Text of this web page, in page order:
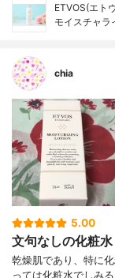
ETVOS(エト
モイスチャラ
chia
5.00
文句なしの化粧水
乾燥肌であり、特に
っては化粧水でしみ